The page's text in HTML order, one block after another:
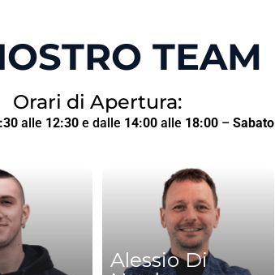
TEAM
Orari di Apertura:
alle 12:30e dalle 14:00alle 18:00– Sabato
Alessio Di